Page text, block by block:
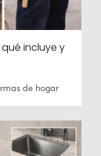
incluye y
de hogar